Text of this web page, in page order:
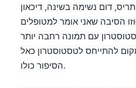
דום נשימה בשינה, דיכאון
הסיבה שאני אומר למטופלים
עם תמונה רחבה יותר
להתייחס לטסטוסטרון כאל
הסיפור כולו.